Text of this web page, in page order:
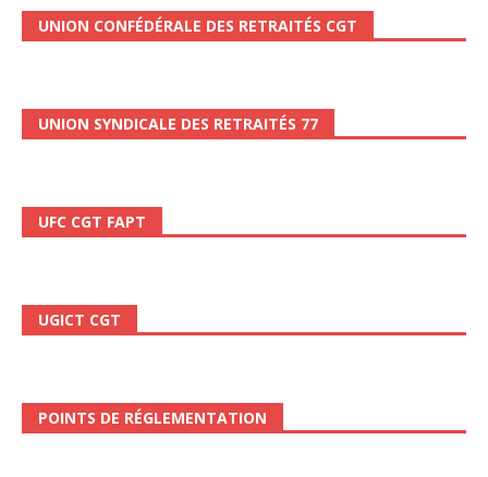
UNION CONFÉDÉRALE DES RETRAITÉS CGT
UNION SYNDICALE DES RETRAITÉS 77
UFC CGT FAPT
UGICT CGT
POINTS DE RÉGLEMENTATION